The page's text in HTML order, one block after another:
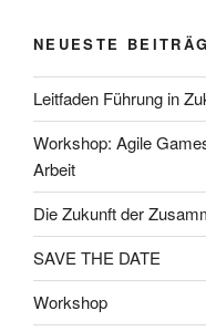
NEUESTE
Leitfaden Führung in
Workshop: Agile
Arbeit
Die Zukunft der
SAVE THE DATE
Workshop